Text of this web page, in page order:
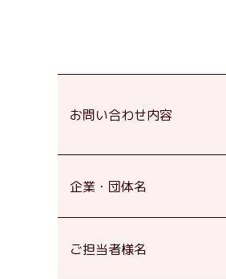
お問い合わせ内容
企業・団体名
ご担当者様名